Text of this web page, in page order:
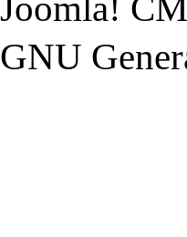
Joomla!
GNU